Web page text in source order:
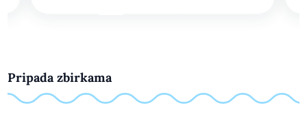
Pripada zbirkama